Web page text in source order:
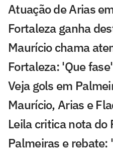
Atuação de Arias
Fortaleza ganha
Maurício chama
Fortaleza: 'Que fase'
Veja gols em
Maurício, Arias e
Leila critica nota do
Palmeiras e rebate: